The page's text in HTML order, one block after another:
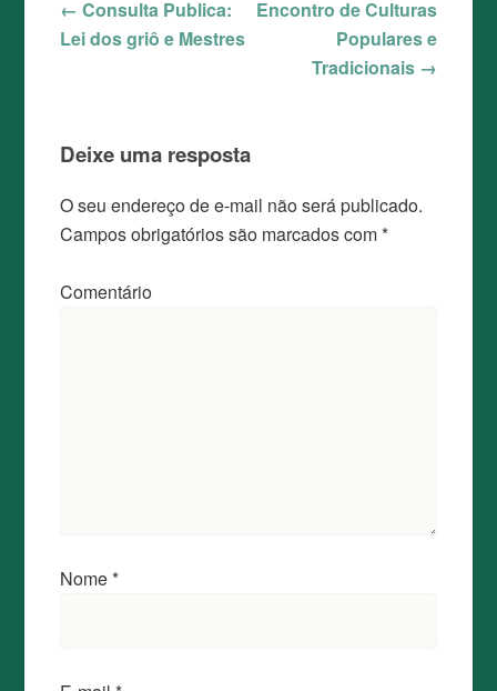
Navegação de posts
← Consulta Publica:
Lei dos griô e Mestres
Encontro de Culturas
Populares e
Tradicionais →
Deixe uma resposta
O seu endereço de e-mail não será publicado.
Campos obrigatórios são marcados com*
Comentário
Nome*